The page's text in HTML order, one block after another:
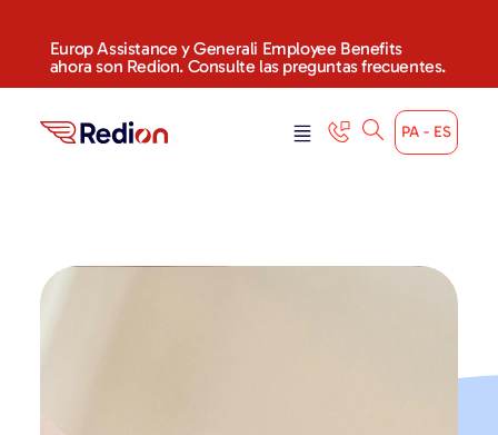
Europ Assistance y Generali Employee Benefits
ahora son Redion. Consulte las preguntas frecuentes.
PA - ES